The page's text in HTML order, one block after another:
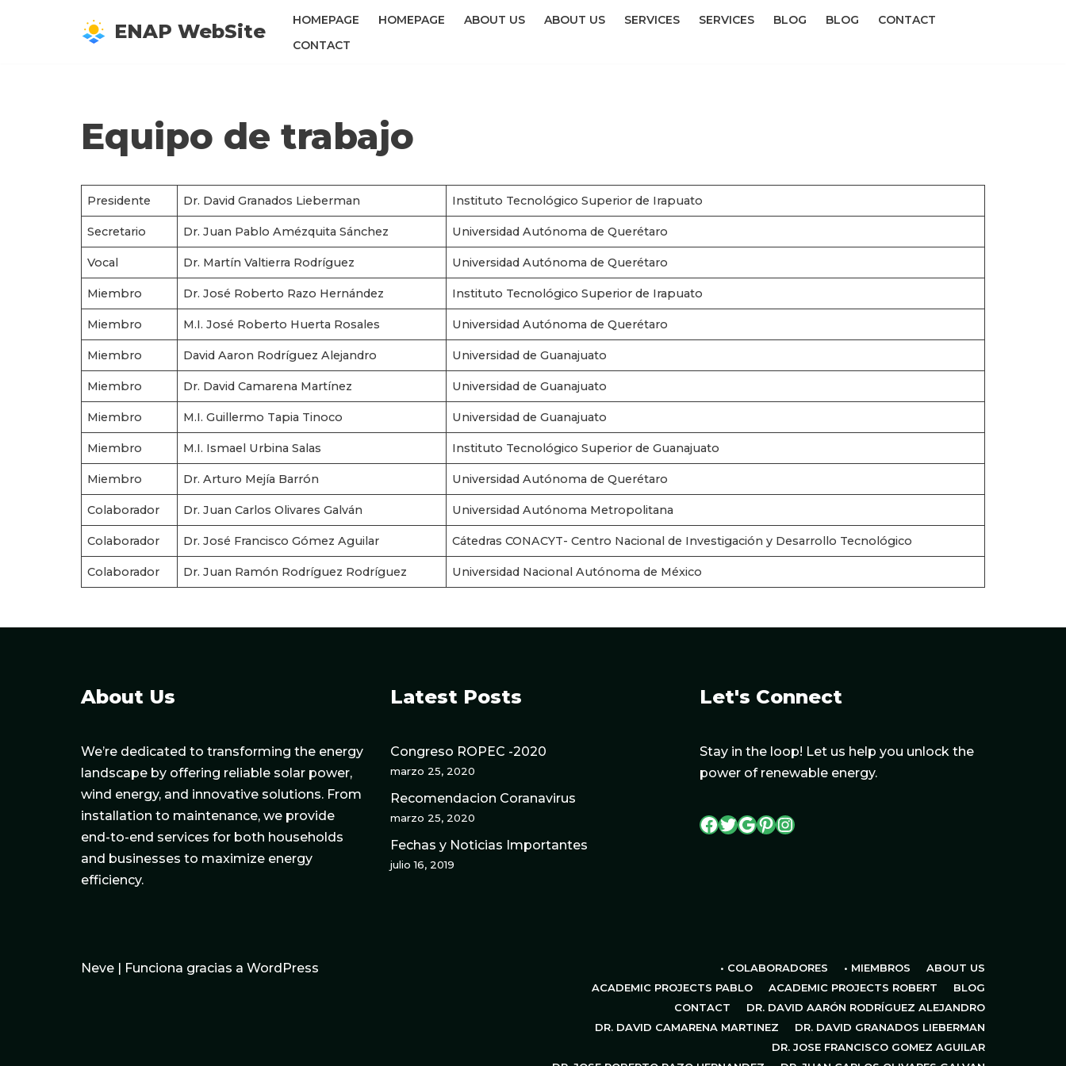
ENAP WebSite
HOMEPAGE HOMEPAGE ABOUT US ABOUT US SERVICES SERVICES BLOG BLOG
CONTACT
CONTACT
Equipo de trabajo
Presidente Dr. David Granados Lieberman Instituto Tecnológico Superior de Irapuato
Secretario Dr. Juan Pablo Amézquita Sánchez Universidad Autónoma de Querétaro
Vocal Dr. Martín Valtierra Rodríguez Universidad Autónoma de Querétaro
Miembro Dr. José Roberto Razo Hernández Instituto Tecnológico Superior de Irapuato
Miembro M.I. José Roberto Huerta Rosales Universidad Autónoma de Querétaro
Miembro David Aaron Rodríguez Alejandro Universidad de Guanajuato
Miembro Dr. David Camarena Martínez Universidad de Guanajuato
Miembro M.I. Guillermo Tapia Tinoco Universidad de Guanajuato
Miembro M.I. Ismael Urbina Salas Instituto Tecnológico Superior de Guanajuato
Miembro Dr. Arturo Mejía Barrón Universidad Autónoma de Querétaro
Colaborador Dr. Juan Carlos Olivares Galván Universidad Autónoma Metropolitana
Colaborador Dr. José Francisco Gómez Aguilar Cátedras CONACYT- Centro Nacional de Investigación y Desarrollo Tecnológico
Colaborador Dr. Juan Ramón Rodríguez Rodríguez Universidad Nacional Autónoma de México
About Us
We’re dedicated to transforming the energy
landscape by offering reliable solar power,
wind energy, and innovative solutions. From
installation to maintenance, we provide
end-to-end services for both households
and businesses to maximize energy
efficiency.
Latest Posts
Congreso ROPEC -2020
marzo 25, 2020
Recomendacion Coranavirus
marzo 25, 2020
Fechas y Noticias Importantes
julio 16, 2019
Let's Connect
Stay in the loop! Let us help you unlock the
power of renewable energy.
Neve | Funciona gracias a WordPress • COLABORADORES • MIEMBROS
ABOUT US
ACADEMIC PROJECTS PABLO
ACADEMIC PROJECTS ROBERT
BLOG
CONTACT
DR. DAVID AARÓN RODRÍGUEZ ALEJANDRO
DR. DAVID CAMARENA MARTINEZ
DR. DAVID GRANADOS LIEBERMAN
DR. JOSE FRANCISCO GOMEZ AGUILAR